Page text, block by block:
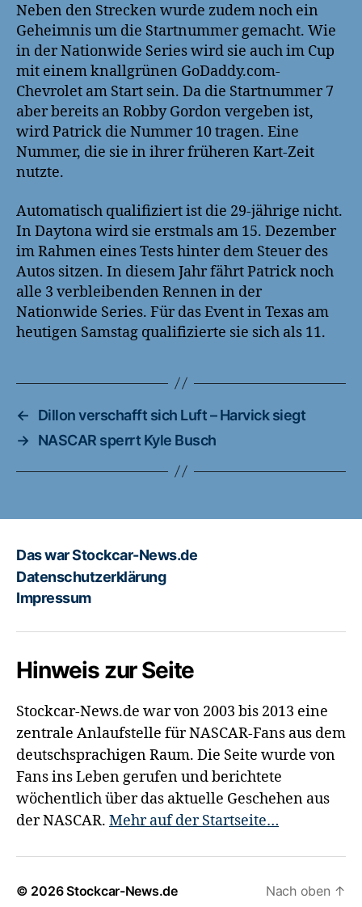
Neben den Strecken wurde zudem noch ein
Geheimnis um die Startnummer gemacht. Wie
in der Nationwide Series wird sie auch im Cup
mit einem knallgrünen GoDaddy.com-
Chevrolet am Start sein. Da die Startnummer 7
aber bereits an Robby Gordon vergeben ist,
wird Patrick die Nummer 10 tragen. Eine
Nummer, die sie in ihrer früheren Kart-Zeit
nutzte.
Automatisch qualifiziert ist die 29-jährige nicht.
In Daytona wird sie erstmals am 15. Dezember
im Rahmen eines Tests hinter dem Steuer des
Autos sitzen. In diesem Jahr fährt Patrick noch
alle 3 verbleibenden Rennen in der
Nationwide Series. Für das Event in Texas am
heutigen Samstag qualifizierte sie sich als 11.
←
Dillon verschafft sich Luft – Harvick siegt
→
NASCAR sperrt Kyle Busch
Das war Stockcar-News.de
Datenschutzerklärung
Impressum
Hinweis zur Seite
Stockcar-News.de war von 2003 bis 2013 eine
zentrale Anlaufstelle für NASCAR-Fans aus dem
deutschsprachigen Raum. Die Seite wurde von
Fans ins Leben gerufen und berichtete
wöchentlich über das aktuelle Geschehen aus
der NASCAR. Mehr auf der Startseite…
© 2026Stockcar-News.de Nach oben ↑